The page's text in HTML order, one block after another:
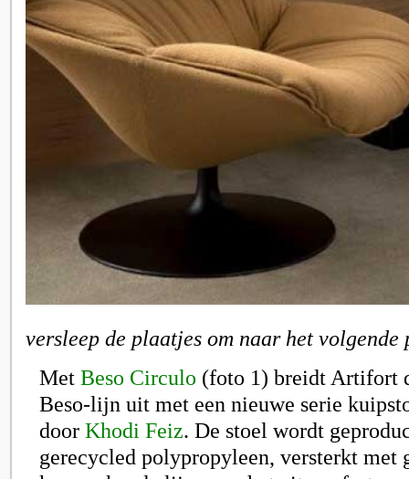
versleep de plaatjes om naar het
Met Beso Circulo (foto 1) breidt Artifort
Beso-lijn uit met een nieuwe serie
door Khodi Feiz. De stoel wordt
gerecycled polypropyleen, versterkt met